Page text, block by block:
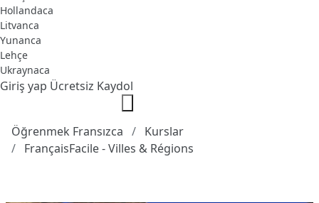
Hollandaca
Litvanca
Yunanca
Lehçe
Ukraynaca
Giriş yap Ücretsiz Kaydol
Öğrenmek Fransızca
Kurslar
FrançaisFacile - Villes & Régions